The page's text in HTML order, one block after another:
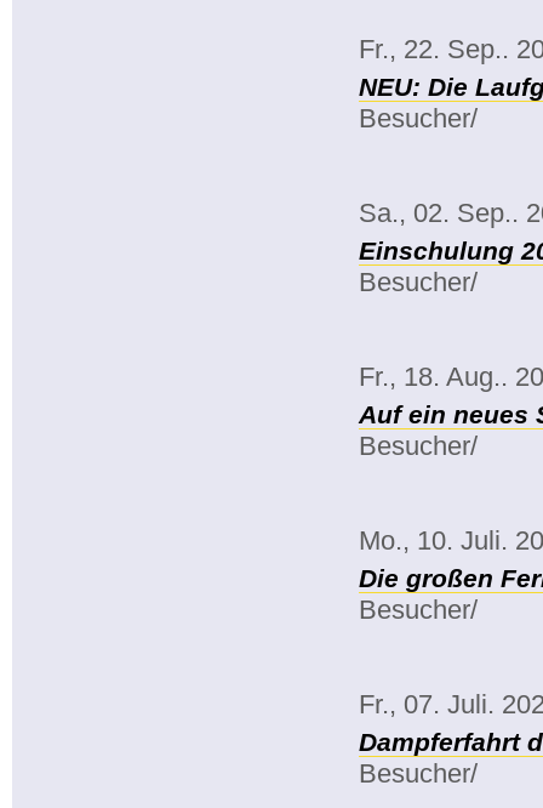
Fr., 22. Sep..
NEU: Die
Besucher/
Sa., 02. Sep..
Einschulung
Besucher/
Fr., 18. Aug..
Auf ein neues
Besucher/
Mo., 10. Juli.
Die großen
Besucher/
Fr., 07. Juli.
Dampferfahrt
Besucher/